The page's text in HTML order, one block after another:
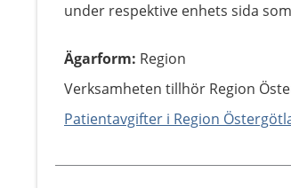
under respektive enhets sida
Ägarform: Region
Verksamheten tillhör Region
Patientavgifter i Region